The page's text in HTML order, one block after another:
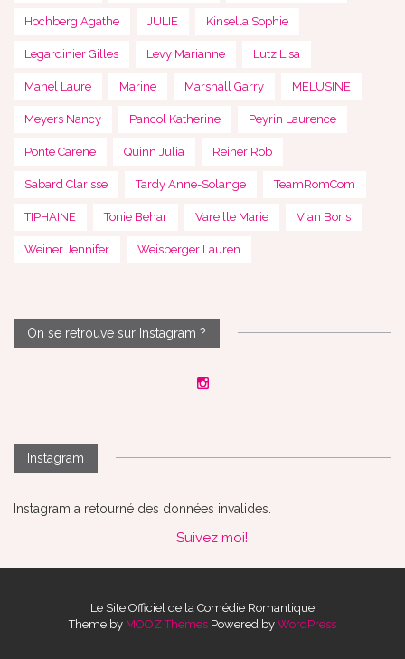
Hochberg Agathe JULIE Kinsella Sophie
Legardinier Gilles Levy Marianne Lutz Lisa
Manel Laure Marine Marshall Garry MELUSINE
Meyers Nancy Pancol Katherine Peyrin Laurence
Ponte Carene Quinn Julia Reiner Rob
Sabard Clarisse Tardy Anne-Solange TeamRomCom
TIPHAINE Tonie Behar Vareille Marie Vian Boris
Weiner Jennifer Weisberger Lauren
On se retrouve sur Instagram ?
Instagram
Instagram a retourné des données invalides.
Suivez moi!
Le Site Officiel de la Comédie Romantique
Theme by MOOZ Themes Powered by WordPress